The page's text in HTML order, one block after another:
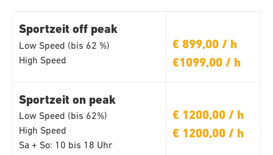
Sportzeit off peak
Low Speed (bis 62 %)
High Speed
€ 899,00 / h
€1099,00 / h
Sportzeit on peak
Low Speed (bis 62%)
High Speed
Sa + So: 10 bis 18 Uhr
€ 1200,00 / h
€ 1200,00 / h